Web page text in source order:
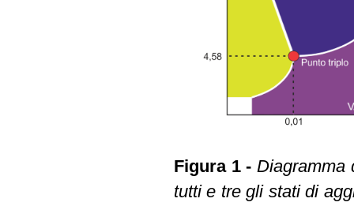
Figura 1 - Diagramma
tutti e tre gli stati di